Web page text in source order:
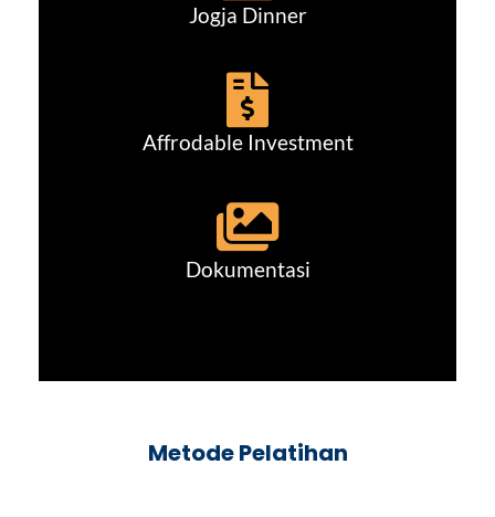
Jogja Dinner
Affrodable Investment
Dokumentasi
Metode Pelatihan